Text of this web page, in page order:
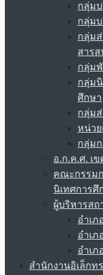
กลุ่ม
กลุ่ม
กลุ่มส่
สารส
กลุ่ม
กลุ่ม
ศึกษา
กลุ่มส่
หน่ว
กลุ่ม
อ.ก.ค.ศ. เ
คณะกรรม
นิเทศการศึ
ผู้บริหารสถ
อำเภ
อำเภ
อำเภ
สำนักงานอิเล็กท